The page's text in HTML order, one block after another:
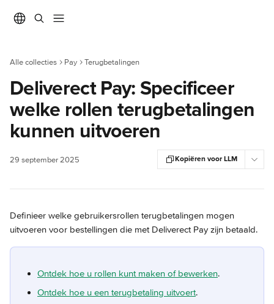
Alle collecties Pay Terugbetalingen
Deliverect Pay: Specificeer
welke rollen terugbetalingen
kunnen uitvoeren
29 september 2025 Kopiëren voor LLM
Definieer welke gebruikersrollen terugbetalingen mogen
uitvoeren voor bestellingen die met Deliverect Pay zijn betaald.
Ontdek hoe u rollen kunt maken of bewerken.
Ontdek hoe u een terugbetaling uitvoert.